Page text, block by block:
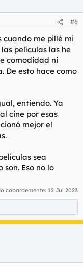
#6
cuando me pillé mi
películas las he
comodidad ni
De esto hace como
entiendo. Ya
cine por esas
mejor el
sea
Eso no lo
cobardemente: 12 Jul 2023